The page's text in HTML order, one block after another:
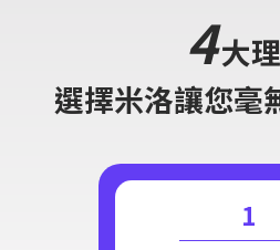
4大
選擇米洛讓您毫
1